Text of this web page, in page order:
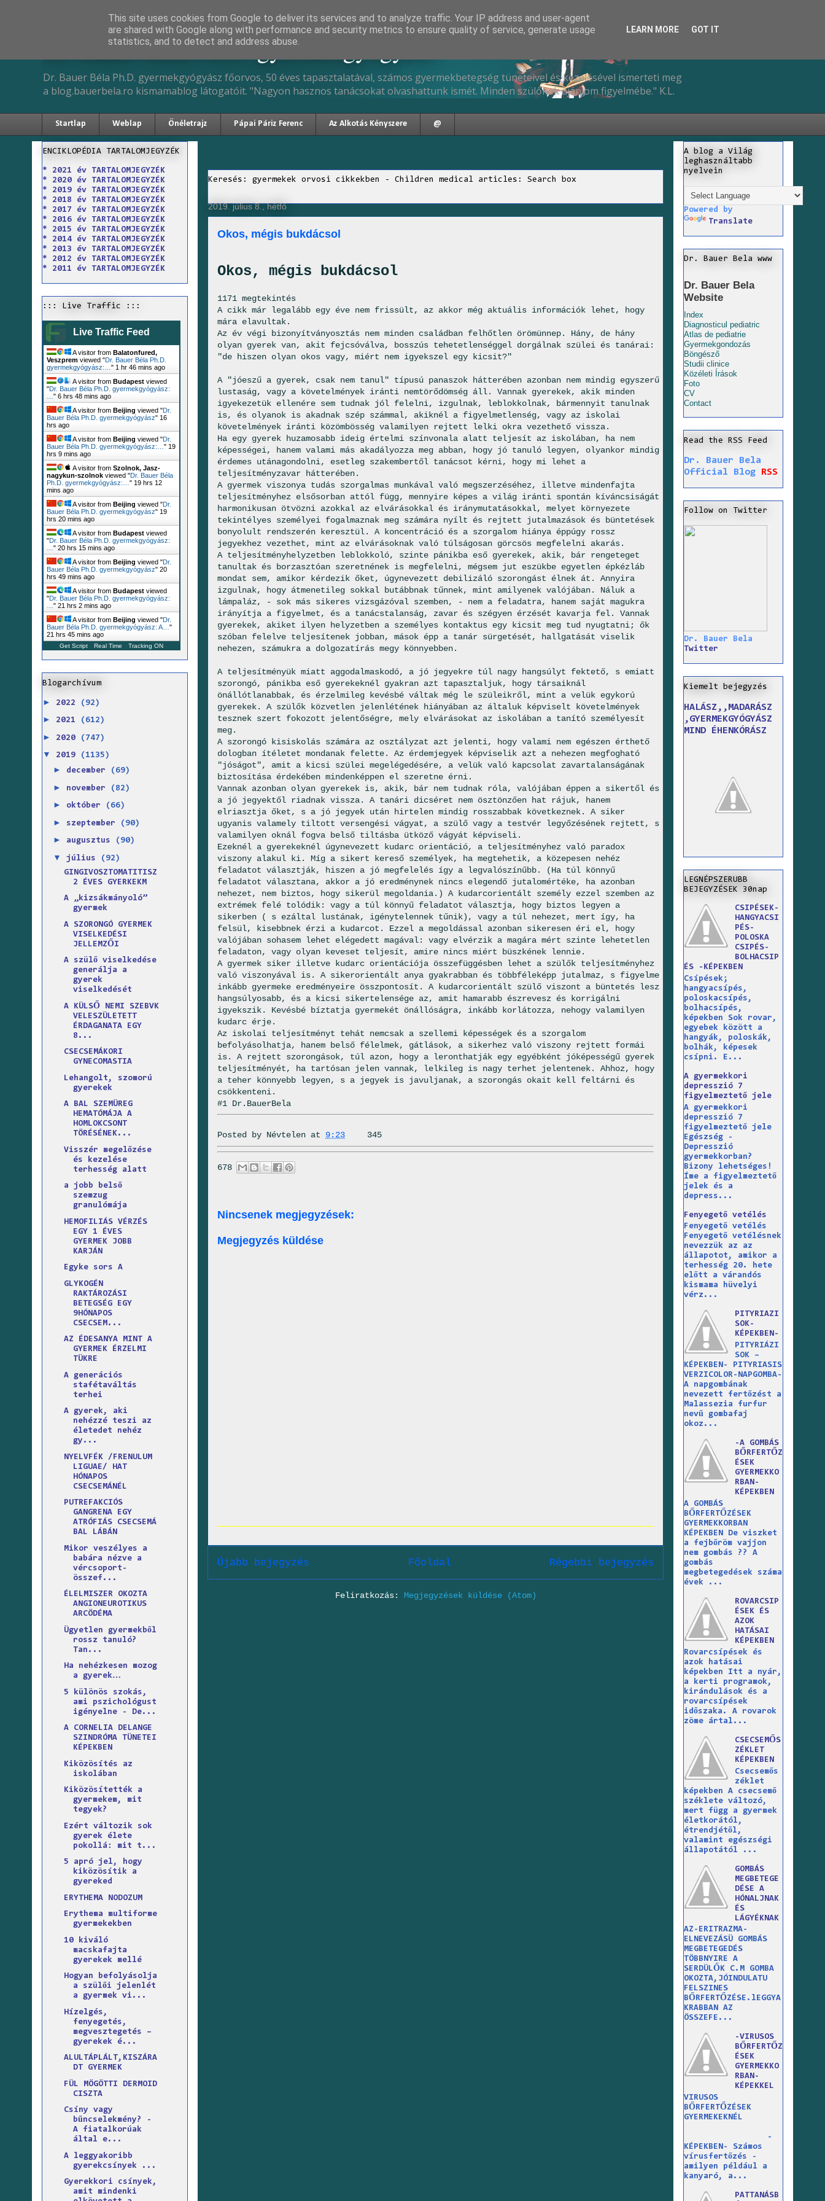
Dr. Bauer Béla Ph.D. gyermekgyógyász
Dr. Bauer Béla Ph.D. gyermekgyógyász főorvos, 50 éves tapasztalatával, számos gyermekbetegség tüneteivel és kezelésével ismerteti meg
a blog.bauerbela.ro kismamablog látogatóit. "Nagyon hasznos tanácsokat olvashattunk ismét. Minden szülőnek ajánlom figyelmébe." K.L.
Startlap Weblap Önéletrajz Pápai Páriz Ferenc Az Alkotás Kényszere @
Keresés: gyermekek orvosi cikkekben - Children medical articles: Search box
2019. július 8., hétfő
Okos, mégis bukdácsol
Okos, mégis bukdácsol
1171 megtekintés
A cikk már legalább egy éve nem frissült, az akkor még aktuális információk lehet, hogy
mára elavultak.
Az év végi bizonyítványosztás nem minden családban felhőtlen örömünnep. Hány, de hány
olyan gyerek van, akit fejcsóválva, bosszús tehetetlenséggel dorgálnak szülei és tanárai:
"de hiszen olyan okos vagy, miért nem igyekszel egy kicsit?"
A "jóeszű a gyerek, csak nem tanul" típusú panaszok hátterében azonban nem mindig egyszerű
lustaság, vagy a követelmények iránti nemtörődömség áll. Vannak gyerekek, akik minden
igyekezetük ellenére sem tudnak jól felelni, izgulnak, leblokkolnak, bármennyit tanulnak
is, és olyanok is akadnak szép számmal, akiknél a figyelmetlenség, vagy az iskolai
követelmények iránti közömbösség valamilyen rejtett lelki okra vezethető vissza.
Ha egy gyerek huzamosabb ideig értelmi színvonala alatt teljesít az iskolában, ha nem
képességei, hanem valami más akadályozza meg abban, hogy jó tanuló legyen, olyankor mindig
érdemes utánagondolni, esetleg szakembertől tanácsot kérni, hogy mi lehet a
teljesítményzavar hátterében.
A gyermek viszonya tudás szorgalmas munkával való megszerzéséhez, illetve mindenfajta
teljesítményhez elsősorban attól függ, mennyire képes a világ iránti spontán kíváncsiságát
harmonikusan ötvözni azokkal az elvárásokkal és iránymutatásokkal, melyet környezete
tekintélyes személyei fogalmaznak meg számára nyílt és rejtett jutalmazások és büntetések
bonyolult rendszerén keresztül. A koncentráció és a szorgalom hiánya éppúgy rossz
jegyekhez vezethet, mint az elvárásoknak való túlságosan görcsös megfelelni akarás.
A teljesítményhelyzetben leblokkoló, szinte pánikba eső gyerekek, akik, bár rengeteget
tanultak és borzasztóan szeretnének is megfelelni, mégsem jut eszükbe egyetlen épkézláb
mondat sem, amikor kérdezik őket, úgynevezett debilizáló szorongást élnek át. Annyira
izgulnak, hogy átmenetileg sokkal butábbnak tűnnek, mint amilyenek valójában. Náluk a
lámpaláz, - sok más sikeres vizsgázóval szemben, - nem a feladatra, hanem saját magukra
irányítja a figyelmet, és a tanácstalanság, zavar és szégyen érzését kavarja fel. Vannak
gyerekek, akiket ilyen helyzetben a személyes kontaktus egy kicsit meg tud nyugtatni; ők
szóban felelve teljesítenek jobban, mások épp a tanár sürgetését, hallgatását viselik
nehezen, számukra a dolgozatírás megy könnyebben.
A teljesítményük miatt aggodalmaskodó, a jó jegyekre túl nagy hangsúlyt fektető, s emiatt
szorongó, pánikba eső gyerekeknél gyakran azt tapasztaljuk, hogy társaiknál
önállótlanabbak, és érzelmileg kevésbé váltak még le szüleikről, mint a velük egykorú
gyerekek. A szülők közvetlen jelenlétének hiányában az általuk képviselt követelmények
tesznek szert fokozott jelentőségre, mely elvárásokat az iskolában a tanító személyesít
meg.
A szorongó kisiskolás számára az osztályzat azt jelenti, hogy valami nem egészen érthető
dologban ítéletet mondanak felette. Az érdemjegyek képviselik azt a nehezen megfogható
"jóságot", amit a kicsi szülei megelégedésére, a velük való kapcsolat zavartalanságának
biztosítása érdekében mindenképpen el szeretne érni.
Vannak azonban olyan gyerekek is, akik, bár nem tudnak róla, valójában éppen a sikertől és
a jó jegyektől riadnak vissza. A tanári dicséret nem ösztönzően hat rájuk, hanem
elriasztja őket, s a jó jegyek után hirtelen mindig rosszabbak következnek. A siker
ugyanis valamely tiltott versengési vágyat, a szülő vagy a testvér legyőzésének rejtett, s
valamilyen oknál fogva belső tiltásba ütköző vágyát képviseli.
Ezeknél a gyerekeknél úgynevezett kudarc orientáció, a teljesítményhez való paradox
viszony alakul ki. Míg a sikert kereső személyek, ha megtehetik, a közepesen nehéz
feladatot választják, hiszen a jó megfelelés így a legvalószínűbb. (Ha túl könnyű
feladatot választana, akkor a jó eredménynek nincs elegendő jutalomértéke, ha azonban
nehezet, nem biztos, hogy sikerül megoldania.) A kudarcorientált személy ezzel szemben az
extrémek felé tolódik: vagy a túl könnyű feladatot választja, hogy biztos legyen a
sikerben ( s ezáltal lustának, igénytelennek tűnik), vagy a túl nehezet, mert így, ha
felsül, kisebbnek érzi a kudarcot. Ezzel a megoldással azonban sikeresen éri el, hogy
valójában sohasem lehet elégedett magával: vagy elvérzik a magára mért szinte lehetetlen
feladaton, vagy olyan keveset teljesít, amire nincs miért büszkének lennie.
A gyermek siker illetve kudarc orientációja összefüggésben lehet a szülők teljesítményhez
való viszonyával is. A sikerorientált anya gyakrabban és többféleképp jutalmaz, s figyelme
inkább gyermeke eredményeire összpontosít. A kudarcorientált szülő viszont a büntetés lesz
hangsúlyosabb, és a kicsi sikertelensége az, amit hamarabb észrevesz és korrigálni
igyekszik. Kevésbé bíztatja gyermekét önállóságra, inkább korlátozza, nehogy valamilyen
kudarc érje.
Az iskolai teljesítményt tehát nemcsak a szellemi képességek és a szorgalom
befolyásolhatja, hanem belső félelmek, gátlások, a sikerhez való viszony rejtett formái
is. A rejtett szorongások, túl azon, hogy a leronthatják egy egyébként jóképességű gyerek
teljesítményét, ha tartósan jelen vannak, lelkileg is nagy terhet jelentenek. Ahhoz, hogy
a teher könnyebb legyen, s a jegyek is javuljanak, a szorongás okait kell feltárni és
csökkenteni.
#1 Dr.BauerBela
Posted by Névtelen at 9:23 345
678
Nincsenek megjegyzések:
Megjegyzés küldése
Újabb bejegyzés Régebbi bejegyzés
Főoldal
Feliratkozás: Megjegyzések küldése (Atom)
ENCIKLOPÉDIA TARTALOMJEGYZÉK
* 2021 év TARTALOMJEGYZÉK
* 2020 év TARTALOMJEGYZÉK
* 2019 év TARTALOMJEGYZÉK
* 2018 év TARTALOMJEGYZÉK
* 2017 év TARTALOMJEGYZÉK
* 2016 év TARTALOMJEGYZÉK
* 2015 év TARTALOMJEGYZÉK
* 2014 év TARTALOMJEGYZÉK
* 2013 év TARTALOMJEGYZÉK
* 2012 év TARTALOMJEGYZÉK
* 2011 év TARTALOMJEGYZÉK
::: Live Traffic :::
Live Traffic Feed
A visitor from Balatonfured,
Veszprem viewed "Dr. Bauer Béla Ph.D.
gyermekgyógyász:… " 1 hr 46 mins ago
A visitor from Budapest viewed
"Dr. Bauer Béla Ph.D. gyermekgyógyász:
" 6 hrs 48 mins ago
A visitor from Beijing viewed "Dr.
Bauer Béla Ph.D. gyermekgyógyász" 16
hrs ago
A visitor from Beijing viewed "Dr.
Bauer Béla Ph.D. gyermekgyógyász:… " 19
hrs 9 mins ago
A visitor from Szolnok, Jasz-
nagykun-szolnok viewed "Dr. Bauer Béla
Ph.D. gyermekgyógyász:… " 19 hrs 12
mins ago
A visitor from Beijing viewed "Dr.
Bauer Béla Ph.D. gyermekgyógyász" 19
hrs 20 mins ago
A visitor from Budapest viewed
"Dr. Bauer Béla Ph.D. gyermekgyógyász:
" 20 hrs 15 mins ago
A visitor from Beijing viewed "Dr.
Bauer Béla Ph.D. gyermekgyógyász" 20
hrs 49 mins ago
A visitor from Budapest viewed
"Dr. Bauer Béla Ph.D. gyermekgyógyász:
" 21 hrs 2 mins ago
A visitor from Beijing viewed "Dr.
Bauer Béla Ph.D. gyermekgyógyász: A… "
21 hrs 45 mins ago
Get Script Real Time Tracking ON
Blogarchívum
► 2022 (92)
► 2021 (612)
► 2020 (747)
▼ 2019 (1135)
► december (69)
► november (82)
► október (66)
► szeptember (90)
► augusztus (90)
▼ július
(92)
GINGIVOSZTOMATITISZ
2 ÉVES GYERKEKM
A „kizsákmányoló”
gyermek
A SZORONGÓ GYERMEK
VISELKEDÉSI
JELLEMZŐI
A szülő viselkedése
generálja a
gyerek
viselkedését
A KÜLSŐ NEMI SZEBVK
VELESZÜLETETT
ÉRDAGANATA EGY
8...
CSECSEMÁKORI
GYNECOMASTIA
Lehangolt, szomorú
gyerekek
A BAL SZEMÜREG
HEMATÓMÁJA A
HOMLOKCSONT
TÖRÉSÉNEK...
Visszér megelőzése
és kezelése
terhesség alatt
a jobb belső
szemzug
granulómája
HEMOFILIÁS VÉRZÉS
EGY 1 ÉVES
GYERMEK JOBB
KARJÁN
Egyke sors A
GLYKOGÉN
RAKTÁROZÁSI
BETEGSÉG EGY
9HÓNAPOS
CSECSEM...
AZ ÉDESANYA MINT A
GYERMEK ÉRZELMI
TÜKRE
A generációs
stafétaváltás
terhei
A gyerek, aki
nehézzé teszi az
életedet nehéz
gy...
NYELVFÉK /FRENULUM
LIGUAE/ HAT
HÓNAPOS
CSECSEMÁNÉL
PUTREFAKCIÓS
GANGRENA EGY
ATRÓFIÁS CSECSEMÁ
BAL LÁBÁN
Mikor veszélyes a
babára nézve a
vércsoport-
összef...
ÉLELMISZER OKOZTA
ANGIONEUROTIKUS
ARCÖDÉMA
Ügyetlen gyermekből
rossz tanuló?
Tan...
Ha nehézkesen mozog
a gyerek…
5 különös szokás,
ami pszichológust
igényelne - De...
A CORNELIA DELANGE
SZINDRÓMA TÜNETEI
KÉPEKBEN
Kiközösítés az
iskolában
Kiközösítették a
gyermekem, mit
tegyek?
Ezért változik sok
gyerek élete
pokollá: mit t...
5 apró jel, hogy
kiközösítik a
gyereked
ERYTHEMA NODOZUM
Erythema multiforme
gyermekekben
10 kiváló
macskafajta
gyerekek mellé
Hogyan befolyásolja
a szülői jelenlét
a gyermek vi...
Hízelgés,
fenyegetés,
megvesztegetés –
gyerekek é...
ALULTÁPLÁLT,KISZÁRA
DT GYERMEK
FÜL MÖGÖTTI DERMOID
CISZTA
Csíny vagy
bűncselekmény? -
A fiatalkorúak
által e...
A leggyakoribb
gyerekcsínyek ...
Gyerekkori csínyek,
amit mindenki
A blog a Világ
leghasználtabb
nyelvein
Powered by
Translate
Dr. Bauer Bela www
Dr. Bauer Bela
Website
Index
Diagnosticul pediatric
Atlas de pediatrie
Gyermekgondozás
Böngésző
Studii clinice
Közéleti Írások
Foto
CV
Contact
Read the RSS Feed
Dr. Bauer Bela
Official Blog
RSS
Follow on Twitter
Dr. Bauer Bela
Twitter
Kiemelt bejegyzés
HALÁSZ,,MADARÁSZ
,GYERMEKGYÓGYÁSZ
MIND ÉHENKÓRÁSZ
LEGNÉPSZERUBB
BEJEGYZÉSEK 30nap
CSIPÉSEK-
HANGYACSI
PÉS-
POLOSKA
CSIPÉS-
BOLHACSIP
ÉS -KÉPEKBEN
Csípések;
hangyacsípés,
poloskacsípés,
bolhacsípés,
képekben Sok rovar,
egyebek között a
hangyák, poloskák,
bolhák, képesek
csípni. E...
A gyermekkori
depresszió 7
figyelmeztető jele
A gyermekkori
depresszió 7
figyelmeztető jele
Egészség -
Depresszió
gyermekkorban?
Bizony lehetséges!
Íme a figyelmeztető
jelek és a
depress...
Fenyegető vetélés
Fenyegető vetélés
Fenyegető vetélésnek
nevezzük az az
állapotot, amikor a
terhesség 20. hete
előtt a várandós
kismama hüvelyi
vérz...
PITYRIAZI
SOK-
KÉPEKBEN-
PITYRIÁZI
SOK –
KÉPEKBEN- PITYRIASIS
VERZICOLOR-NAPGOMBA-
A napgombának
nevezett fertőzést a
Malassezia furfur
nevű gombafaj
okoz...
-A GOMBÁS
BŐRFERTŐZ
ÉSEK
GYERMEKKO
RBAN-
KÉPEKBEN
A GOMBÁS
BŐRFERTŐZÉSEK
GYERMEKKORBAN
KÉPEKBEN De viszket
a fejbőröm vajjon
nem gombás ?? A
gombás
megbetegedések száma
évek ...
ROVARCSIP
ÉSEK ÉS
AZOK
HATÁSAI
KÉPEKBEN
Rovarcsípések és
azok hatásai
képekben Itt a nyár,
a kerti programok,
kirándulások és a
rovarcsípések
időszaka. A rovarok
zöme ártal...
CSECSEMŐS
ZÉKLET
KÉPEKBEN
Csecsemős
zéklet
képekben A csecsemő
széklete változó,
mert függ a gyermek
életkorától,
étrendjétől,
valamint egészségi
állapotától ...
GOMBÁS
MEGBETEGE
DÉSE A
HÓNALJNAK
ÉS
LÁGYÉKNAK
AZ-ERITRAZMA-
ELNEVEZÁSÜ GOMBÁS
MEGBETEGEDÉS
TÖBBNYIRE A
SERDÜLŐK C.M GOMBA
OKOZTA,JÓINDULATU
FELSZINES
BŐRFERTŐZÉSE.lEGGYA
KRABBAN AZ
ÖSSZEFE...
-VIRUSOS
BŐRFERTŐZ
ÉSEK
GYERMEKKO
RBAN-
KÉPEKKEL
VIRUSOS
BŐRFERTŐZÉSEK
GYERMEKEKNÉL
-
KÉPEKBEN- Számos
vírusfertőzés -
amilyen például a
kanyaró, a...
PATTANÁSB
This site uses cookies from Google to deliver its services and to analyze traffic. Your IP address and user-agent
are shared with Google along with performance and security metrics to ensure quality of service, generate usage
statistics, and to detect and address abuse.
LEARN MORE GOT IT